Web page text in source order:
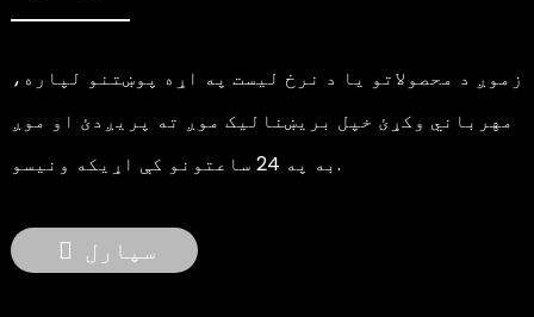
زموږ د محصولاتو یا د نرخ لیست په اړه پوښتنو لپاره،
مهرباني وکړئ خپل بریښنالیک موږ ته پریږدئ او موږ
به په 24 ساعتونو کې اړیکه ونیسو.
سپارل